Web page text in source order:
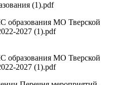
(1).pdf
образования МО Тверской
2027 (1).pdf
образования МО Тверской
2027 (1).pdf